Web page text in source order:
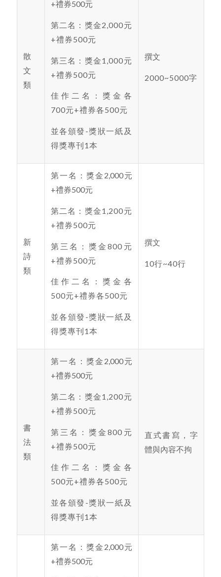
散
文
類
+禮券500元
第二名：獎金2,000元
+禮券500元
第三名：獎金1,000元
+禮券500元
佳作二名：獎金各
700元+禮券各500元
並各頒發-獎狀一紙及
得獎專刊1本
撰文
2000~5000字
新
詩
類
第一名：獎金2,000元
+禮券500元
第二名：獎金1,200元
+禮券500元
第三名：獎金800元
+禮券500元
佳作二名：獎金各
500元+禮券各500元
並各頒發-獎狀一紙及
得獎專刊1本
撰文
10行~40行
書
法
類
第一名：獎金2,000元
+禮券500元
第二名：獎金1,200元
+禮券500元
第三名：獎金800元
+禮券500元
佳作二名：獎金各
500元+禮券各500元
並各頒發-獎狀一紙及
得獎專刊1本
直式書寫，字
體與內容不拘
第一名：獎金2,000元
+禮券500元